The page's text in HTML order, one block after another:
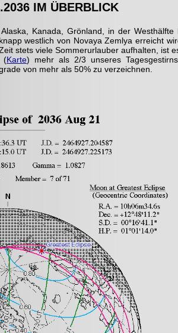
IM ÜBERBLICK
Kanada, Grönland, in der
westlich von Novaya Zemlya erreicht
stets viele Sommerurlauber aufhalten, ist
(Karte) mehr als 2/3 unseres
von mehr als 50% zu verzeichnen.